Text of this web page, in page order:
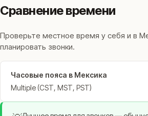
Сравнение времени
Проверьте местное время у себя и в
планировать звонки.
Часовые пояса в Мексика
Multiple (CST, MST, PST)